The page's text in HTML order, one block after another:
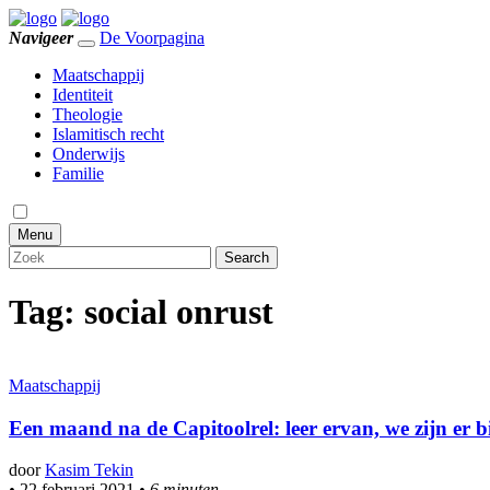
Navigeer
De Voorpagina
Maatschappij
Identiteit
Theologie
Islamitisch recht
Onderwijs
Familie
Menu
Search
Tag: social onrust
Maatschappij
Een maand na de Capitoolrel: leer ervan, we zijn er
doorKasim Tekin